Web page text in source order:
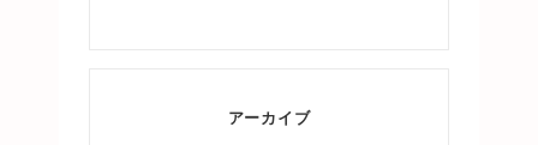
アーカイブ